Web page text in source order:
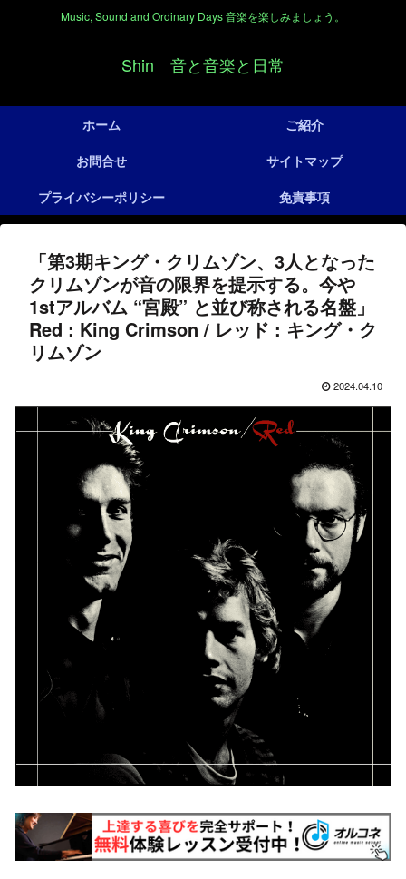
Music, Sound and Ordinary Days 音楽を楽しみましょう。
Shin 音と音楽と日常
ホーム
ご紹介
お問合せ
サイトマップ
プライバシーポリシー
免責事項
「第3期キング・クリムゾン、3人となった
クリムゾンが音の限界を提示する。今や
1stアルバム “宮殿” と並び称される名盤」
Red : King Crimson / レッド : キング・ク
リムゾン
2024.04.10